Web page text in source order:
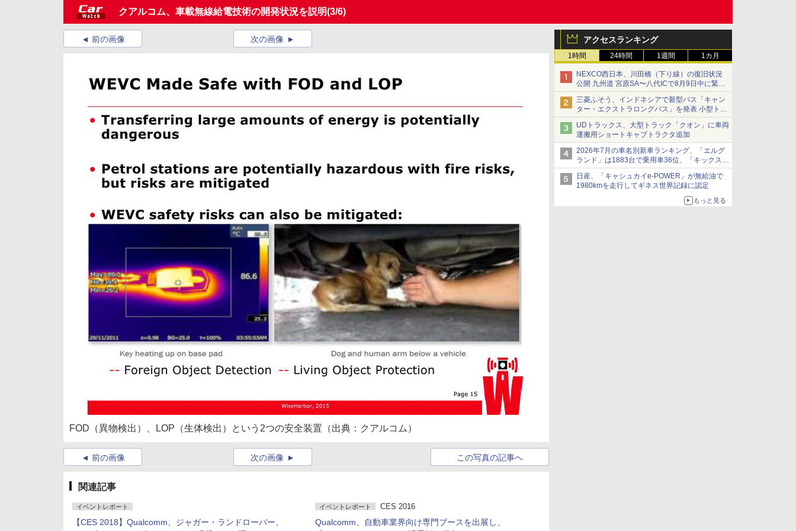
クアルコム、車載無線給電技術の開発状況を説明(3/6)
アクセスランキング
1時間 24時間 1週間 1カ月
NEXCO西日本、川田橋（下り線）の復旧状況
公開 九州道 宮原SA〜八代ICで8月9日中に緊急
車両を通行可能に
三菱ふそう、インドネシアで新型バス「キャン
ター・エクストラロングバス」を発表 小型トラ
ックベースの観光・旅客輸送向けバス
UDトラックス、大型トラック「クオン」に車両
運搬用ショートキャブトラクタ追加
2026年7月の車名別新車ランキング、「エルグ
ランド」は1883台で乗用車36位、「キックス」
は2591台で27位に
日産、「キャシュカイe-POWER」が無給油で
1980kmを走行してギネス世界記録に認定
もっと見る
前の画像 次の画像
FOD（異物検出）、LOP（生体検出）という2つの安全装置（出典：クアルコム）
前の画像 この写真の記事へ
次の画像
関連記事
イベントレポート
【CES 2018】Qualcomm、ジャガー・ランドローバー、
イベントレポート CES 2016
Qualcomm、自動車業界向け専門ブースを出展し、